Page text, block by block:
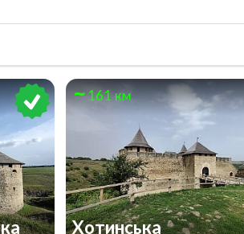
161 км
Хотинська